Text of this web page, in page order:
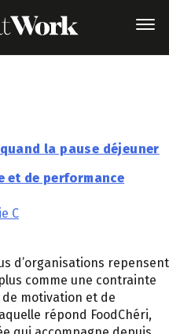
la pause déjeuner
et de performance
C
d’organisations repensent
comme une contrainte
motivation et de
répond FoodChéri,